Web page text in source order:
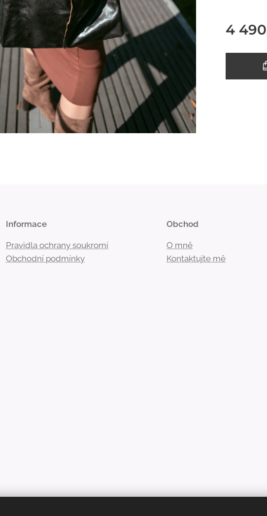
4
Informace
Pravidla ochrany soukromí
Obchodní podmínky
Obchod
O mně
Kontaktujte mě